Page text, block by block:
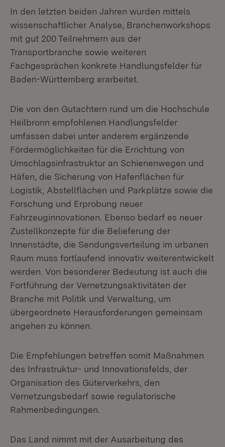
In den letzten beiden Jahren wurden mittels
wissenschaftlicher Analyse, Branchenworkshops
mit gut 200 Teilnehmern aus der
Transportbranche sowie weiteren
Fachgesprächen konkrete Handlungsfelder für
Baden-Württemberg erarbeitet.
Die von den Gutachtern rund um die Hochschule
Heilbronn empfohlenen Handlungsfelder
umfassen dabei unter anderem ergänzende
Fördermöglichkeiten für die Errichtung von
Umschlagsinfrastruktur an Schienenwegen und
Häfen, die Sicherung von Hafenflächen für
Logistik, Abstellflächen und Parkplätze sowie die
Forschung und Erprobung neuer
Fahrzeuginnovationen. Ebenso bedarf es neuer
Zustellkonzepte für die Belieferung der
Innenstädte, die Sendungsverteilung im urbanen
Raum muss fortlaufend innovativ weiterentwickelt
werden. Von besonderer Bedeutung ist auch die
Fortführung der Vernetzungsaktivitäten der
Branche mit Politik und Verwaltung, um
übergeordnete Herausforderungen gemeinsam
angehen zu können.
Die Empfehlungen betreffen somit Maßnahmen
des Infrastruktur- und Innovationsfelds, der
Organisation des Güterverkehrs, den
Vernetzungsbedarf sowie regulatorische
Rahmenbedingungen.
Das Land nimmt mit der Ausarbeitung des